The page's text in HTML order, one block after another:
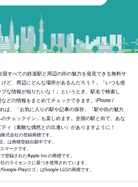
国すべての鉄道駅と周辺の街の魅力を発見できる無料サ
ど、周辺にどんな場所があるんだろう？」「いつも使
な情報が知りたいな！」というとき、駅名で検索し
どの情報をまとめてチェックできます。iPhone /
ば、「お気に入りの駅や記事の保存」「駅や街の魅力
チェックイン」も楽しめます。全国の駅と街で、あな
ィ（素敵な偶然との出逢い）がありますように！
式会社の登録商標です。
」は商標登録出願中です。
マークです。
登録されたApple Inc.の商標です。
のライセンスに基づき使用されています。
Google Playロゴ」はGoogle LLCの商標です。